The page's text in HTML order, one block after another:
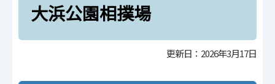
大浜公園相撲場
更新日：2026年3月17日